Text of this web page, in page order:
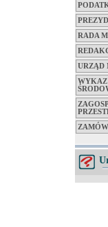
RADA
URZĄD
WYKAZ